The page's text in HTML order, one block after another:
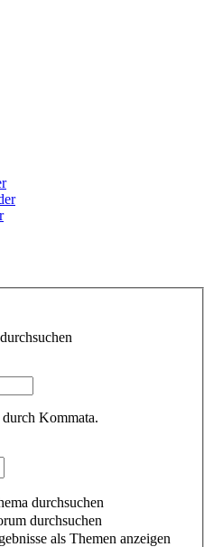
Kommata.
durchsuchen
durchsuchen
als Themen anzeigen